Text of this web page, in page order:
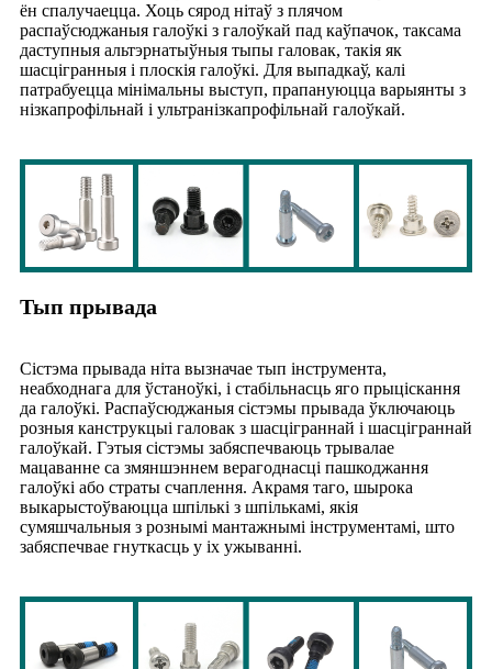
ён спалучаецца. Хоць сярод нітаў з плячом
распаўсюджаныя галоўкі з галоўкай пад каўпачок, таксама
даступныя альтэрнатыўныя тыпы галовак, такія як
шасцігранныя і плоскія галоўкі. Для выпадкаў, калі
патрабуецца мінімальны выступ, прапануюцца варыянты з
нізкапрофільнай і ультранізкапрофільнай галоўкай.
Тып прывада
Сістэма прывада ніта вызначае тып інструмента,
неабходнага для ўстаноўкі, і стабільнасць яго прыціскання
да галоўкі. Распаўсюджаныя сістэмы прывада ўключаюць
розныя канструкцыі галовак з шасціграннай і шасціграннай
галоўкай. Гэтыя сістэмы забяспечваюць трывалае
мацаванне са змяншэннем верагоднасці пашкоджання
галоўкі або страты счаплення. Акрамя таго, шырока
выкарыстоўваюцца шпількі з шпількамі, якія
сумяшчальныя з рознымі мантажнымі інструментамі, што
забяспечвае гнуткасць у іх ужыванні.